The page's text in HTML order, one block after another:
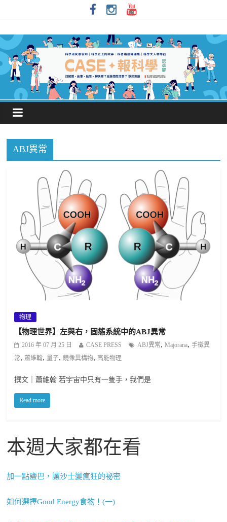
ABJ異常
物理
【物理世界】左與右，固態系統中的ABJ異常
2016 年 07 月 25 日 CASE PRESS ABJ異常,Majorana,手徵異
常,蕭維翰,量子,鏡像異構物,高能物理
撰文｜蕭維翰 若宇宙中只有一隻手，我們是
Read more
本週大家都在看
加一點鹽巴，讓沙士變瘋狂的祕密
如何選擇Good Energy食物！(一)